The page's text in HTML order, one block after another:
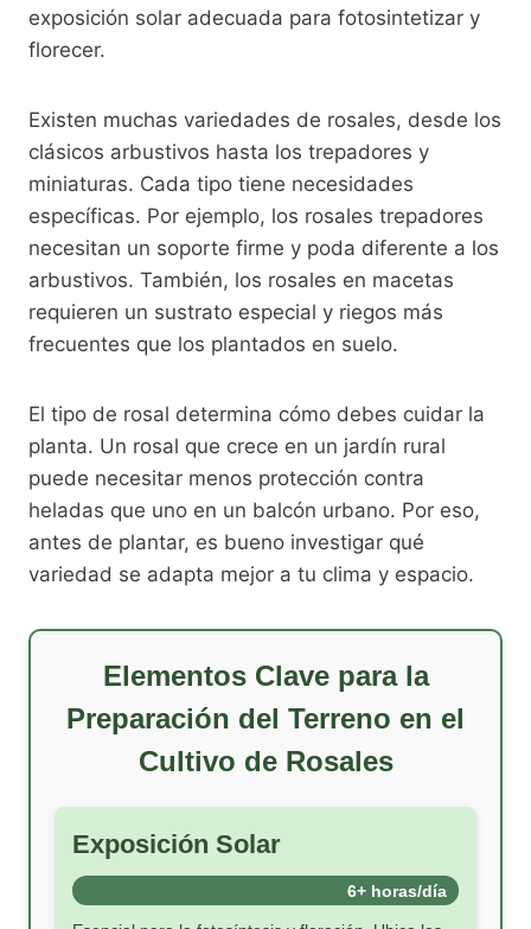
exposición solar adecuada para fotosintetizar y
florecer.
Existen muchas variedades de rosales, desde los
clásicos arbustivos hasta los trepadores y
miniaturas. Cada tipo tiene necesidades
específicas. Por ejemplo, los rosales trepadores
necesitan un soporte firme y poda diferente a los
arbustivos. También, los rosales en macetas
requieren un sustrato especial y riegos más
frecuentes que los plantados en suelo.
El tipo de rosal determina cómo debes cuidar la
planta. Un rosal que crece en un jardín rural
puede necesitar menos protección contra
heladas que uno en un balcón urbano. Por eso,
antes de plantar, es bueno investigar qué
variedad se adapta mejor a tu clima y espacio.
Elementos Clave para la
Preparación del Terreno en el
Cultivo de Rosales
Exposición Solar
6+ horas/día